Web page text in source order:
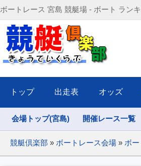
ボートレース 宮島 競艇場 - ボート ラン
トップ 出走表 オッズ
会場トップ(宮島) 開催レース一覧
競艇倶楽部 » ボートレース会場 » ボ